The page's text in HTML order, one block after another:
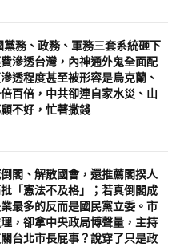
黨務、政務、軍務三套系統砸下
滲透台灣，內神通外鬼全面配
透程度甚至被形容是烏克蘭、
百倍，中共卻連自家水災、山
不好，忙著撒錢
閣、解散國會，還推薦閣揆人
「憲法不及格」；若真倒閣成
最多的反而是國民黨立委。市
，卻拿中央政局博聲量，主持
台北市長屁事？說穿了只是政